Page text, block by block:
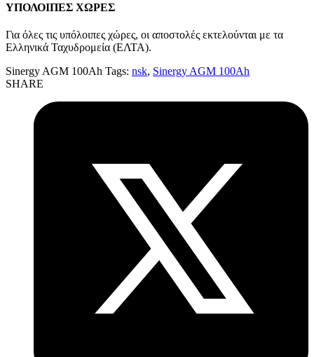
ΥΠΟΛΟΙΠΕΣ ΧΩΡΕΣ
Για όλες τις υπόλοιπες χώρες, οι αποστολές εκτελούνται με τα
Ελληνικά Ταχυδρομεία (ΕΛΤΑ).
Sinergy AGM 100Ah Tags: nsk, Sinergy AGM 100Ah
SHARE